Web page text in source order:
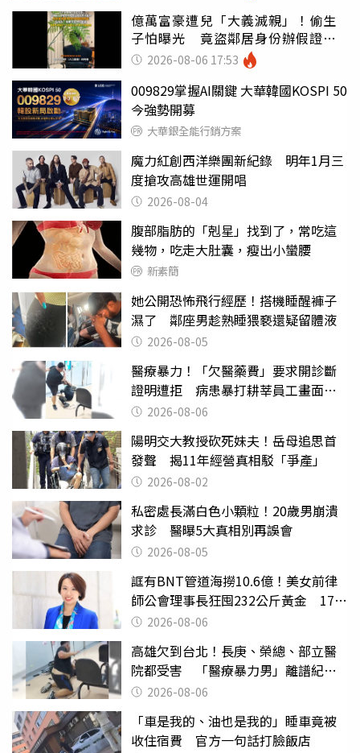
億萬富豪遭兒「大義滅親」！偷生
子怕曝光 竟盜鄰居身份辦假證落
戶 2026-08-06 17:53
009829掌握AI關鍵 大華韓國KOSPI 50
今強勢開募
大華銀全能行銷方案
魔力紅創西洋樂團新紀錄 明年1月三
度搶攻高雄世運開唱
2026-08-04
腹部脂肪的「剋星」找到了，常吃這
幾物，吃走大肚囊，瘦出小蠻腰
新素簡
她公開恐怖飛行經歷！搭機睡醒褲子
濕了 鄰座男趁熟睡猥褻還疑留體液
2026-08-05
醫療暴力！「欠醫藥費」要求開診斷
證明遭拒 病患暴打耕莘員工畫面曝
光 2026-08-06
陽明交大教授砍死妹夫！岳母追思首
發聲 揭11年經營真相駁「爭產」
2026-08-02
私密處長滿白色小顆粒！20歲男崩潰
求診 醫曝5大真相別再誤會
2026-08-05
誆有BNT管道海撈10.6億！美女前律
師公會理事長狂囤232公斤黃金 17人
遭起訴
2026-08-06
高雄欠到台北！長庚、榮總、部立醫
院都受害 「醫療暴力男」離譜紀錄
曝光2026-08-06
「車是我的、油也是我的」睡車竟被
收住宿費 官方一句話打臉飯店